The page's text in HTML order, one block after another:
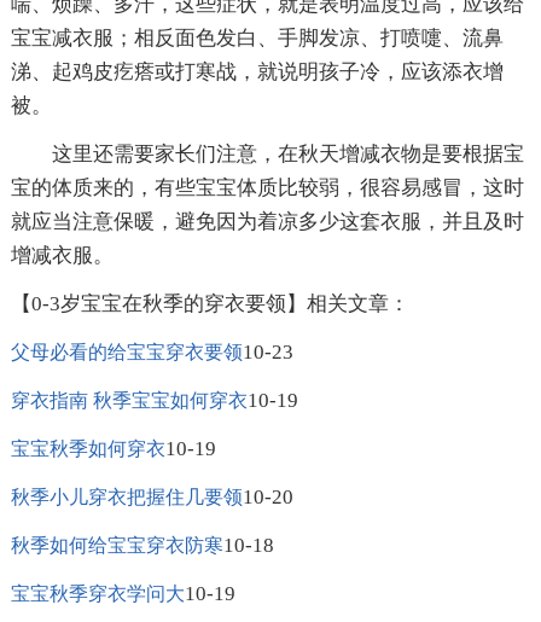
宝宝减衣服；相反面色发白、手脚发凉、打喷嚏、流鼻
涕、起鸡皮疙瘩或打寒战，就说明孩子冷，应该添衣增
被。
这里还需要家长们注意，在秋天增减衣物是要根据宝
宝的体质来的，有些宝宝体质比较弱，很容易感冒，这时
就应当注意保暖，避免因为着凉多少这套衣服，并且及时
增减衣服。
【0-3岁宝宝在秋季的穿衣要领】相关文章：
父母必看的给宝宝穿衣要领10-23
穿衣指南 秋季宝宝如何穿衣10-19
宝宝秋季如何穿衣10-19
秋季小儿穿衣把握住几要领10-20
秋季如何给宝宝穿衣防寒10-18
宝宝秋季穿衣学问大10-19